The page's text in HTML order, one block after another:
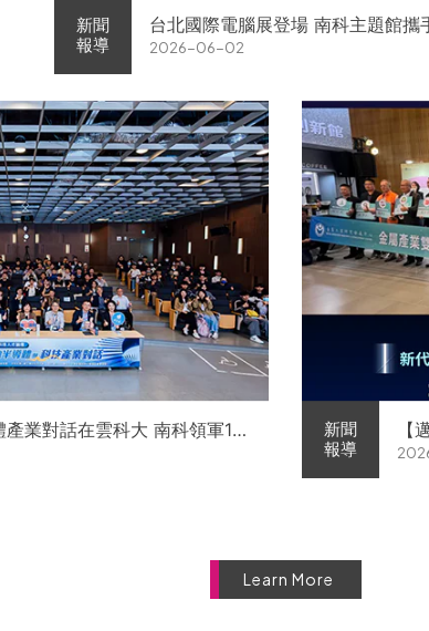
新聞
報導
台北國際電腦展登場 南科主題館攜
展現AI供應鏈實力
2026-06-02
產業對話在雲科大 南科領軍11
徵才
新聞
報導
【
屬
Learn More